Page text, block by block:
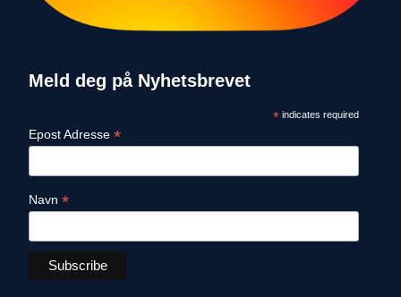
Meld deg på Nyhetsbrevet
*indicates required
Epost Adresse *
Navn *